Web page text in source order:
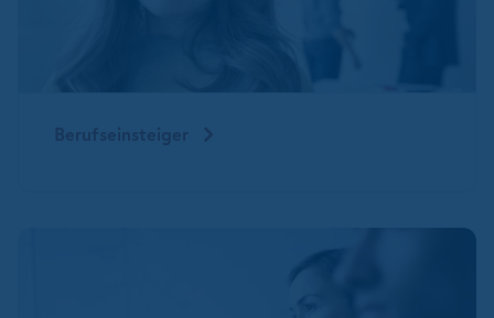
Berufseinsteiger